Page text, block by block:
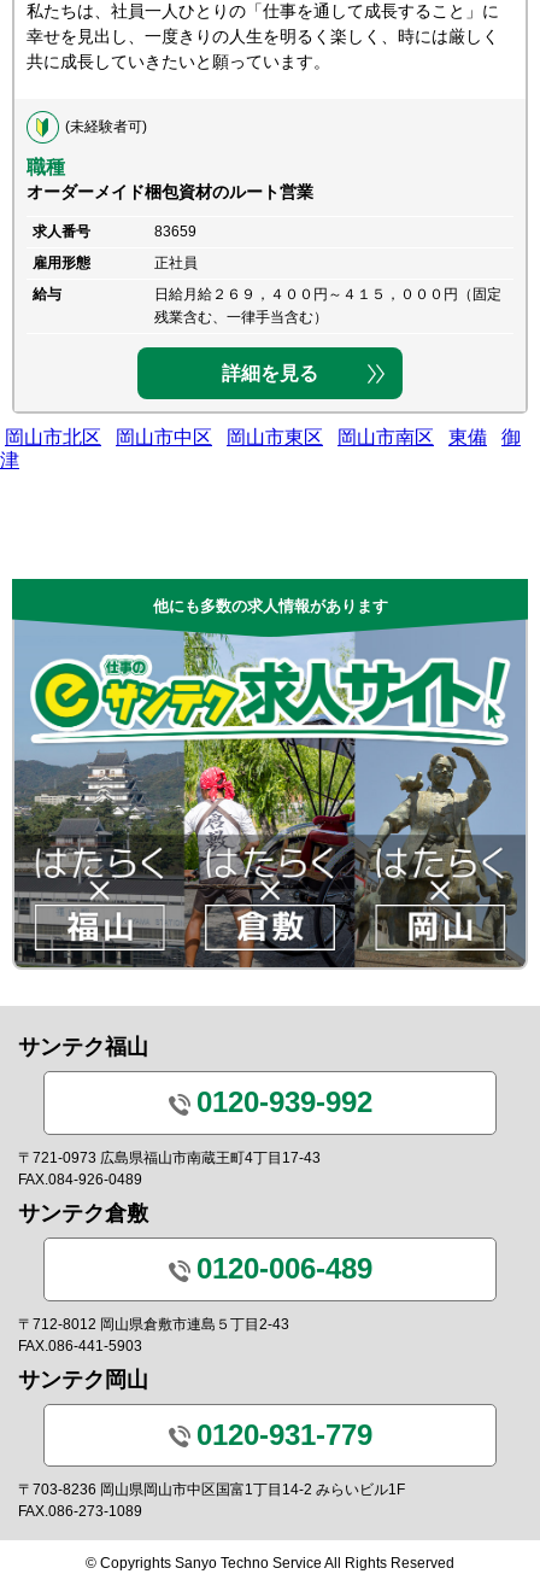
私たちは、社員一人ひとりの「仕事を通して成長すること」に
幸せを見出し、一度きりの人生を明るく楽しく、時には厳しく
共に成長していきたいと願っています。
(未経験者可)
職種
オーダーメイド梱包資材のルート営業
求人番号
83659
雇用形態
正社員
給与
日給月給２６９，４００円～４１５，０００円（固定
残業含む、一律手当含む）
詳細を見る
岡山市北区 岡山市中区 岡山市東区 岡山市南区 東備
御
津
他にも多数の求人情報があります
サンテク福山
0120-939-992
〒721-0973 広島県福山市南蔵王町4丁目17-43
FAX.084-926-0489
サンテク倉敷
0120-006-489
〒712-8012 岡山県倉敷市連島５丁目2-43
FAX.086-441-5903
サンテク岡山
0120-931-779
〒703-8236 岡山県岡山市中区国富1丁目14-2 みらいビル1F
FAX.086-273-1089
© Copyrights Sanyo Techno Service All Rights Reserved